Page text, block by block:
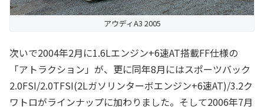
アウディA3 2005
次いで2004年2月に1.6Lエンジン+6速AT搭載FF仕様の
「アトラクション」が、更に同年8月にはスポーツバック
2.0FSI/2.0TFSI(2Lガソリンターボエンジン+6速AT)/3.2ク
ワトロがラインナップに加わりました。そして2006年7月